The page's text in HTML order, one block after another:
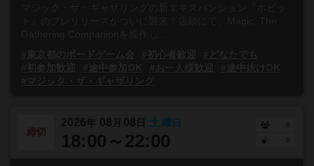
マジック・ザ・ギャザリングの新エキスパンション『ホビッ
ト』のプレリリースがついに襲来！店頭にて、Magic: The
Gathering Companionを操作し...
#東京都のボードゲーム会
#初心者歓迎
#どなたでも
#初参加歓迎
#途中参加OK #お一人様歓迎
#途中抜けOK
#マジック・ザ・ギャザリング
締切
2026年 08 月 08 日 土 曜日
18:00～22:00
8